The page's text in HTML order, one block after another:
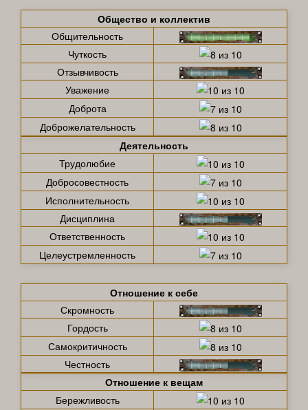
Общество и коллектив
Общительность
Чуткость
Отзывчивость
Уважение
Доброта
Доброжелательность
Деятельность
Трудолюбие
Добросовестность
Исполнительность
Дисциплина
Ответственность
Целеустремленность
Отношение к себе
Скромность
Гордость
Самокритичность
Честность
Отношение к вещам
Бережливость